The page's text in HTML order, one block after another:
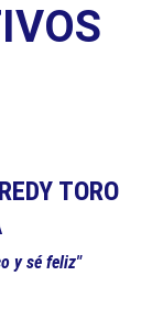
TORO
y sé feliz"